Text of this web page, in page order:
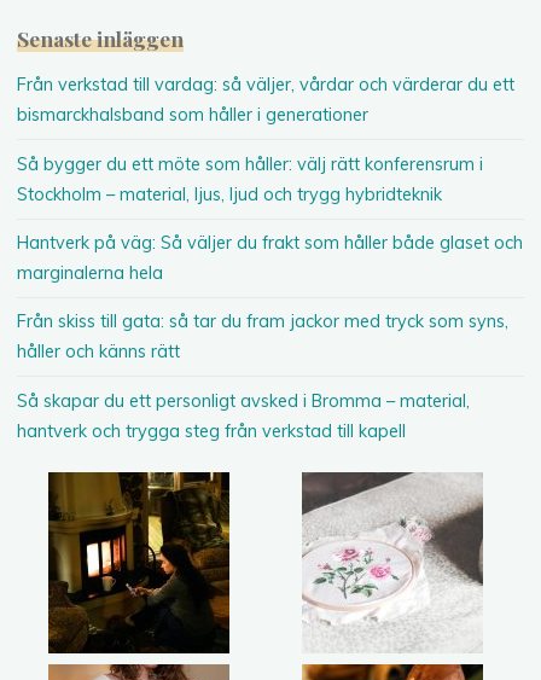
Senaste inläggen
Från verkstad till vardag: så väljer, vårdar och värderar du ett
bismarckhalsband som håller i generationer
Så bygger du ett möte som håller: välj rätt konferensrum i
Stockholm – material, ljus, ljud och trygg hybridteknik
Hantverk på väg: Så väljer du frakt som håller både glaset och
marginalerna hela
Från skiss till gata: så tar du fram jackor med tryck som syns,
håller och känns rätt
Så skapar du ett personligt avsked i Bromma – material,
hantverk och trygga steg från verkstad till kapell